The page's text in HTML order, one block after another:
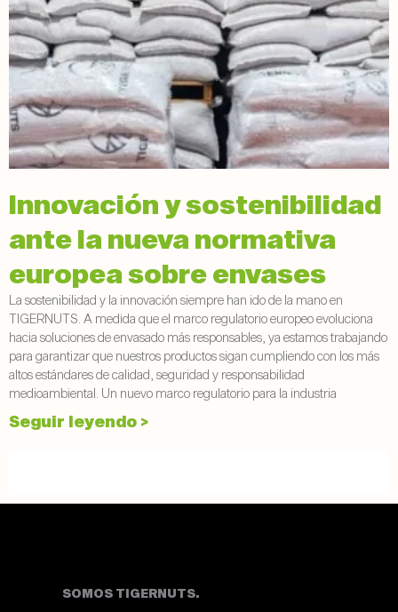
Innovación y sostenibilidad
ante la nueva normativa
europea sobre envases
La sostenibilidad y la innovación siempre han ido de la mano en
TIGERNUTS. A medida que el marco regulatorio europeo evoluciona
hacia soluciones de envasado más responsables, ya estamos trabajando
para garantizar que nuestros productos sigan cumpliendo con los más
altos estándares de calidad, seguridad y responsabilidad
medioambiental. Un nuevo marco regulatorio para la industria
Seguir leyendo >
SOMOS TIGERNUTS.